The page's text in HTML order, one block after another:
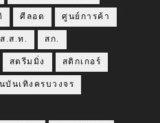
ศีลอด ศูนย์การค้า
ส.ส.ท. สก.
สตรีมมิ่ง สติกเกอร์
บันเทิงครบวงจร